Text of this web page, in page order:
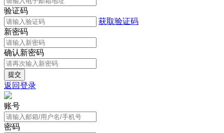
验证码
获取验证码
新密码
确认新密码
返回登录
账号
密码